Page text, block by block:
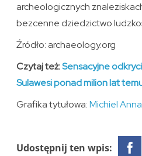
archeologicznych
bezcenne dziedzictwo
Źródło: archaeology.org
Czytaj też:Sensacyjne
Sulawesi ponad milion lat
Grafika tytułowa:Michiel
Udostępnij ten wpis: